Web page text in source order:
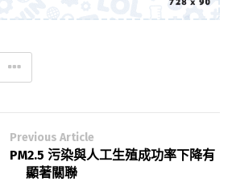
Previous Article
污染與人工生殖成功率下降有
顯著關聯